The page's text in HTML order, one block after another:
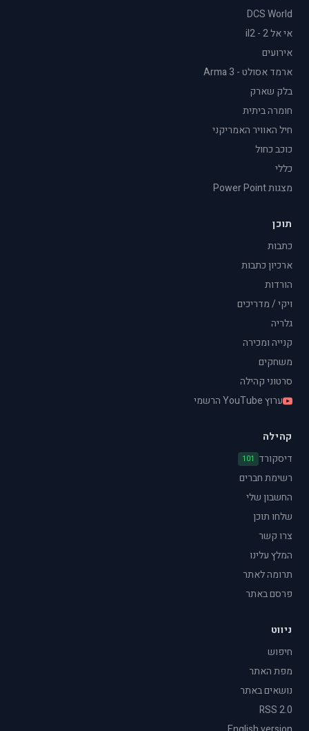
DCS World
אי אל 2 - il2
אירועים
ארמד אסולט - Arma 3
בלק שארק
חומרה ביתית
חיל האוויר האמריקני
כוכב כחול
כללי
מצגות Power Point
תוכן
כתבות
ארכיון כתבות
הורדות
ויקי / מדריכים
גלריה
קנייה ומכירה
משחקים
סרטוני קהילה
ערוץ YouTube הרשמי
קהילה
דיסקורד
101
רשימת חברים
החשבון שלי
שלחו תוכן
צרו קשר
המלץ עלינו
תרומה לאתר
פרסם באתר
ניווט
חיפוש
מפת האתר
נושאים באתר
RSS 2.0